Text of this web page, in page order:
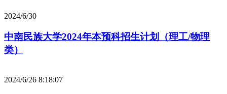
2024/6/30
中南民族大学2024年本预科招生计划（理工/物理
类）
2024/6/26 8:18:07